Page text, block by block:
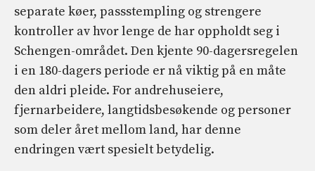
separate køer, passstempling og strengere
kontroller av hvor lenge de har oppholdt seg i
Schengen-området. Den kjente 90-dagersregelen
i en 180-dagers periode er nå viktig på en måte
den aldri pleide. For andrehuseiere,
fjernarbeidere, langtidsbesøkende og personer
som deler året mellom land, har denne
endringen vært spesielt betydelig.